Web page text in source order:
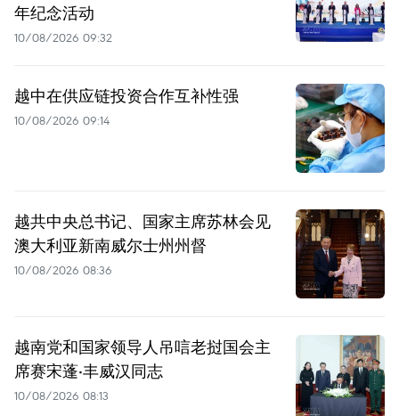
年纪念活动
10/08/2026 09:32
越中在供应链投资合作互补性强
10/08/2026 09:14
越共中央总书记、国家主席苏林会见
澳大利亚新南威尔士州州督
10/08/2026 08:36
越南党和国家领导人吊唁老挝国会主
席赛宋蓬·丰威汉同志
10/08/2026 08:13